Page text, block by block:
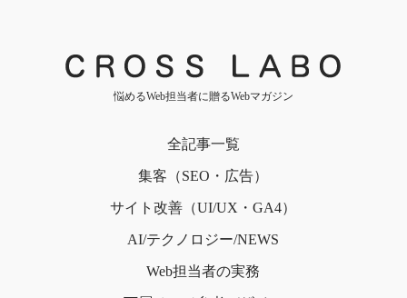
悩めるWeb担当者に贈るWebマガジン
全記事一覧
集客（SEO・広告）
サイト改善（UI/UX・GA4）
AI/テクノロジー/NEWS
Web担当者の実務